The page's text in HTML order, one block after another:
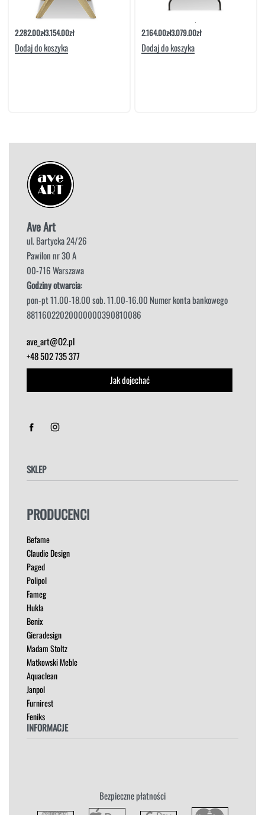
Krzesło Z Podłokietnikiem Siras Noga
Dębowa Obrotowa | Meble Matowski
2.282.00zł3.154.00zł
Dodaj do koszyka
Krzesło Z Podłokietnikiem Siras Noga
2.164.00zł3.079.00zł
Dodaj do koszyka
Ave Art
ul. Bartycka 24/26
Pawilon nr 30 A
00-716 Warszawa
Godziny otwarcia:
pon-pt 11.00-18.00 sob. 11.00-16.00 Numer konta bankowego
88116022020000000390810086
ave_art@O2.pl
+48 502 735 377
Jak dojechać
SKLEP
HOKERY
ŁÓŻKA
MEBLE RTV
NAROŻNIKI
OUTLET
PUFY
SOFY
STOLIKI
STOŁY
SZAFKI I KOMODY
PRODUCENCI
Befame
Claudie Design
Paged
Polipol
Fameg
Hukla
Benix
Gieradesign
Madam Stoltz
Matkowski Meble
Aquaclean
Janpol
Furnirest
Feniks
INFORMACJE
Bezpieczne płatności